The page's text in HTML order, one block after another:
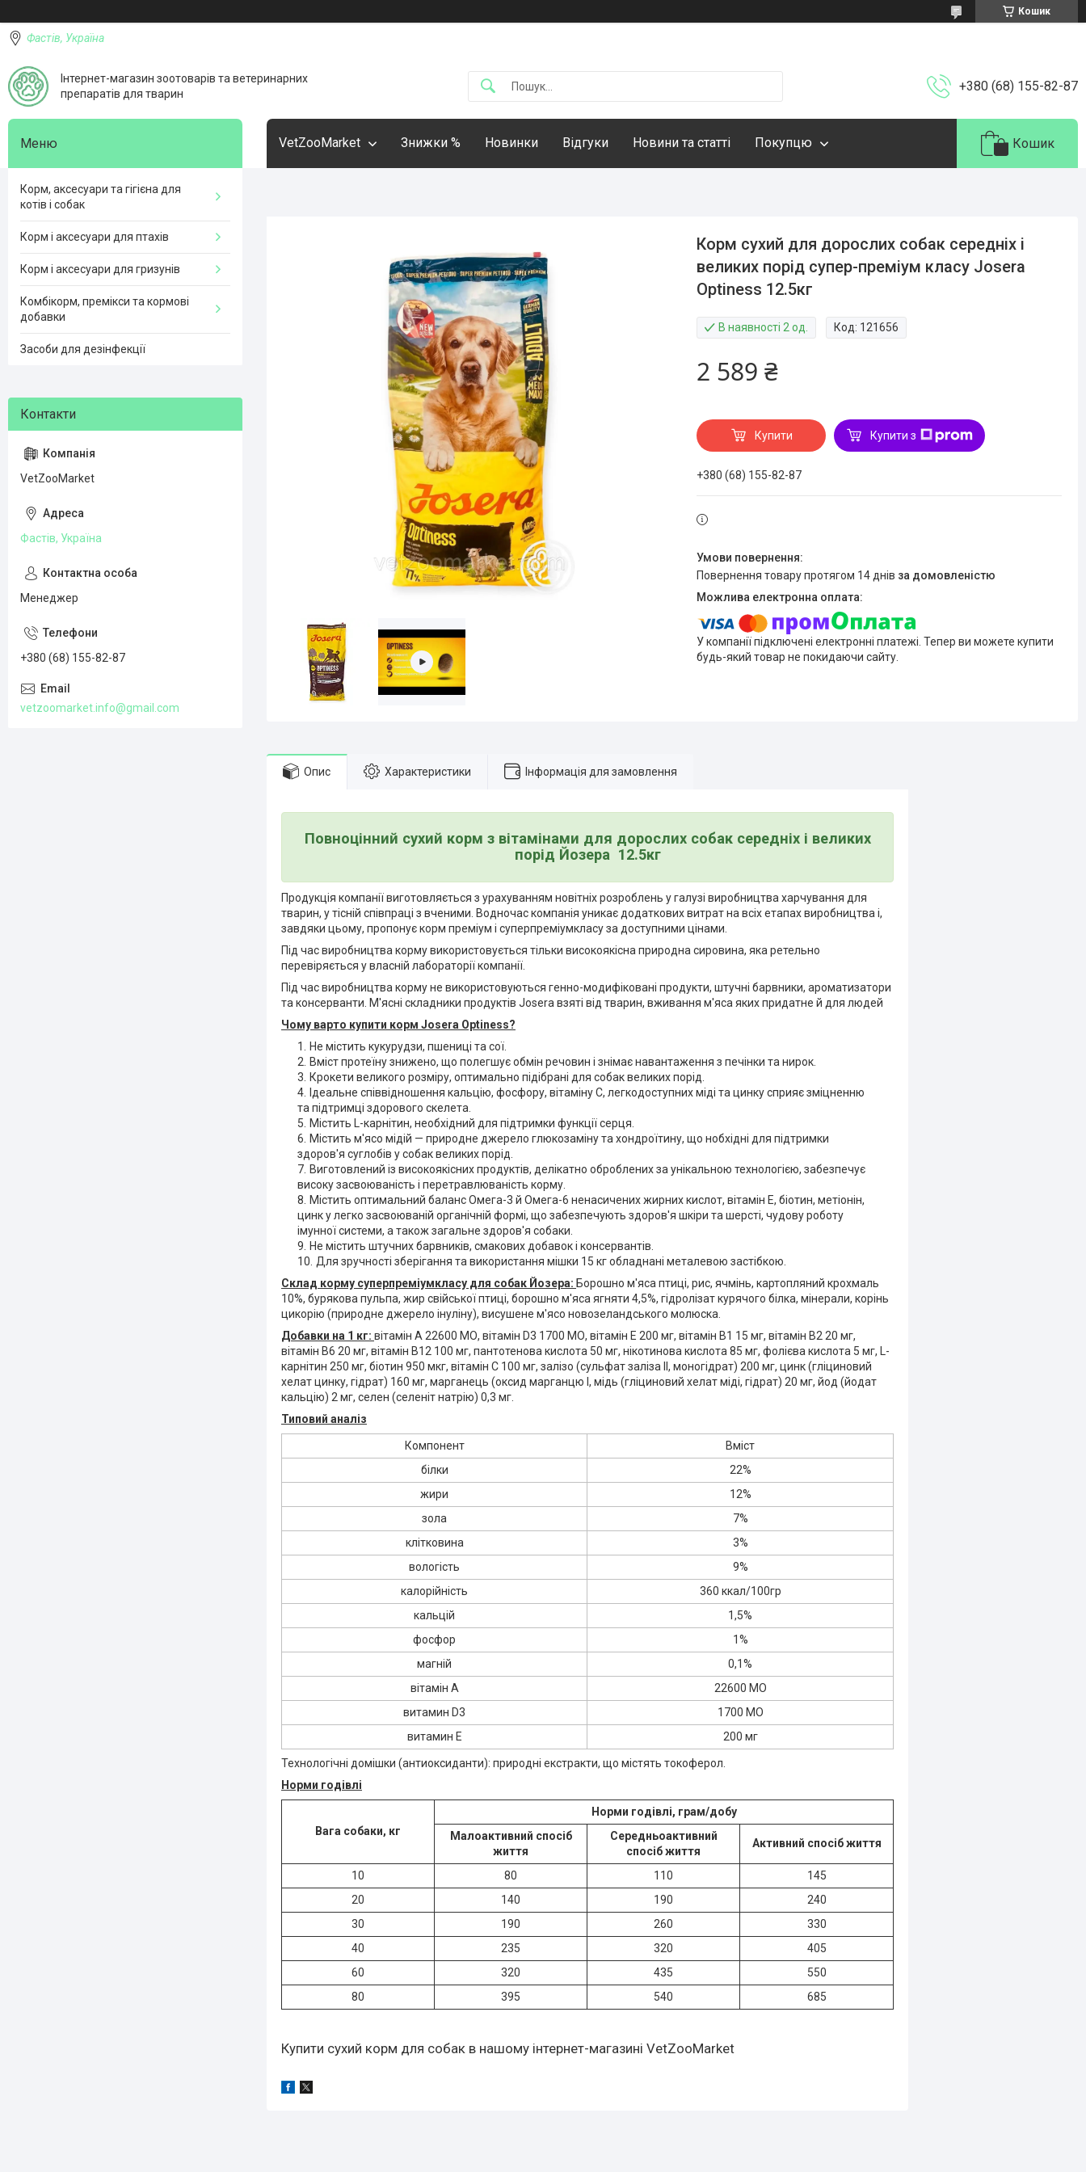
Кошик
Фастів, Україна
Інтернет-магазин зоотоварів та ветеринарних
препаратів для тварин
+380 (68) 155-82-87
VetZooMarket Знижки % Новинки Відгуки Новини та статті Покупцю Кошик
Корм сухий для дорослих собак середніх і
великих порід супер-преміум класу Josera
Optiness 12.5кг
В наявності 2 од. Код: 121656
2 589 ₴
Купити Купити з
+380 (68) 155-82-87
повернення товару протягом 14 днів за домовленістю
У компанії підключені електронні платежі. Тепер ви можете купити
будь-який товар не покидаючи сайту.
Опис Характеристики Інформація для замовлення
Повноцінний сухий корм з вітамінами для дорослих собак середніх і великих
порід Йозера12.5кг
Продукція компанії виготовляється з урахуванням новітніх розроблень у галузі виробництва харчування для
тварин, у тісній співпраці з вченими. Водночас компанія уникає додаткових витрат на всіх етапах виробництва і,
завдяки цьому, пропонує корм преміум і суперпреміумкласу за доступними цінами.
Під час виробництва корму використовується тільки високоякісна природна сировина, яка ретельно
перевіряється у власній лабораторії компанії.
Під час виробництва корму не використовуються генно-модифіковані продукти, штучні барвники, ароматизатори
та консерванти. М'ясні складники продуктів Josera взяті від тварин, вживання м'яса яких придатне й для людей
Чому варто купити корм Josera Optiness?
Не містить кукурудзи, пшениці та сої.
Вміст протеїну знижено, що полегшує обмін речовин і знімає навантаження з печінки та нирок.
Крокети великого розміру, оптимально підібрані для собак великих порід.
Ідеальне співвідношення кальцію, фосфору, вітаміну С, легкодоступних міді та цинку сприяє зміцненню
та підтримці здорового скелета.
Містить L-карнітин, необхідний для підтримки функції серця.
Містить м'ясо мідій — природне джерело глюкозаміну та хондроїтину, що нобхідні для підтримки
здоров'я суглобів у собак великих порід.
Виготовлений із високоякісних продуктів, делікатно оброблених за унікальною технологією, забезпечує
високу засвоюваність і перетравлюваність корму.
Містить оптимальний баланс Омега-3 й Омега-6 ненасичених жирних кислот, вітамін Е, біотин, метіонін,
цинк у легко засвоюваній органічній формі, що забезпечують здоров'я шкіри та шерсті, чудову роботу
імунної системи, а також загальне здоров'я собаки.
Не містить штучних барвників, смакових добавок і консервантів.
Для зручності зберігання та використання мішки 15 кг обладнані металевою застібкою.
Склад корму суперпреміумкласу для собак Йозера: Борошно м'яса птиці, рис, ячмінь, картопляний крохмаль
10%, бурякова пульпа, жир свійської птиці, борошно м'яса ягняти 4,5%, гідролізат курячого білка, мінерали, корінь
цикорію (природне джерело інуліну), висушене м'ясо новозеландського молюска.
Добавки на 1 кг: вітамін A 22600 МО, вітамін D3 1700 МО, вітамін E 200 мг, вітамін B1 15 мг, вітамін B2 20 мг,
вітамін B6 20 мг, вітамін B12 100 мг, пантотенова кислота 50 мг, нікотинова кислота 85 мг, фолієва кислота 5 мг, L-
карнітин 250 мг, біотин 950 мкг, вітамін С 100 мг, залізо (сульфат заліза II, моногідрат) 200 мг, цинк (гліциновий
хелат цинку, гідрат) 160 мг, марганець (оксид марганцю I, мідь (гліциновий хелат міді, гідрат) 20 мг, йод (йодат
кальцію) 2 мг, селен (селеніт натрію) 0,3 мг.
Типовий аналіз
Компонент
Вміст
білки
22%
жири
12%
зола
7%
клітковина
3%
вологість
9%
калорійність
360 ккал/100гр
кальцій
1,5%
фосфор
1%
магній
0,1%
вітамін А
22600 МО
витамин D3
1700 МО
витамин Е
200 мг
Технологічні домішки (антиоксиданти): природні екстракти, що містять токоферол.
Норми годівлі
Вага собаки, кг
Норми годівлі, грам/добу
Малоактивний спосіб
життя
Середньоактивний
спосіб життя
Активний спосіб життя
10 80 110
145
20
140 190
240
30
190 260
330
40
235 320
405
60
320 435
550
80
395 540 685
Купити сухий корм для собак в нашому інтернет-магазині VetZooMarket
Корм, аксесуари та гігієна для
котів і собак
Корм і аксесуари для птахів
Корм і аксесуари для гризунів
Комбікорм, премікси та кормові
добавки
Засоби для дезінфекції
VetZooMarket
Фастів, Україна
Менеджер
+380 (68) 155-82-87
vetzoomarket.info@gmail.com